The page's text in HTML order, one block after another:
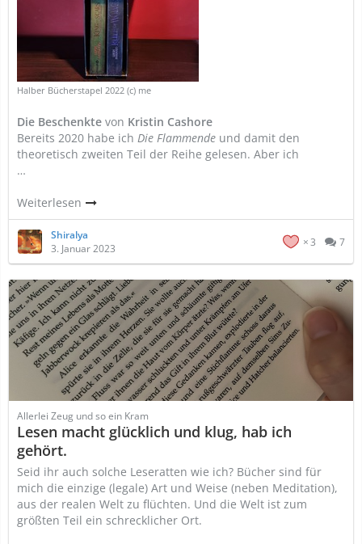
Halber Bücherstapel 2022 (c) me
Die Beschenkte von Kristin Cashore
Bereits 2020 habe ich Die Flammende und damit den
theoretisch zweiten Teil der Reihe gelesen. Aber ich
…
Weiterlesen
Shiralya
3. Januar 2023
3 7
Allerlei Zeug und so ein Kram
Lesen macht glücklich und klug, hab ich
gehört.
Seid ihr auch solche Leseratten wie ich? Bücher sind für
mich die einzige (legale) Art und Weise (neben Meditation),
aus der realen Welt zu flüchten. Und die Welt ist zum
größten Teil ein schrecklicher Ort.